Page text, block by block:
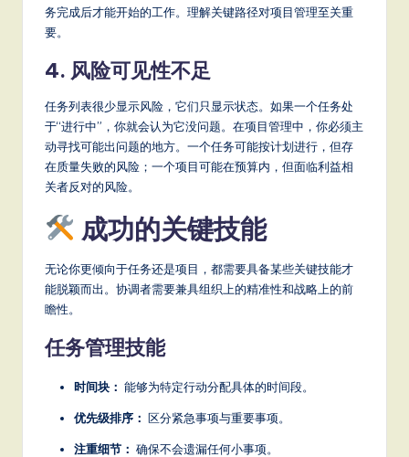
务完成后才能开始的工作。理解关键路径对项目管理至关重
要。
4. 风险可见性不足
任务列表很少显示风险，它们只显示状态。如果一个任务处
于“进行中”，你就会认为它没问题。在项目管理中，你必须主
动寻找可能出问题的地方。一个任务可能按计划进行，但存
在质量失败的风险；一个项目可能在预算内，但面临利益相
关者反对的风险。
成功的关键技能
无论你更倾向于任务还是项目，都需要具备某些关键技能才
能脱颖而出。协调者需要兼具组织上的精准性和战略上的前
瞻性。
任务管理技能
时间块： 能够为特定行动分配具体的时间段。
优先级排序： 区分紧急事项与重要事项。
注重细节： 确保不会遗漏任何小事项。